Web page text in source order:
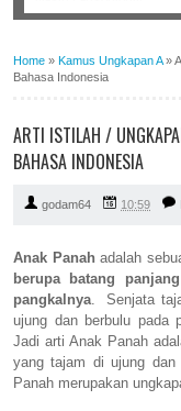
Home » Kamus Ungkapan A»
Bahasa Indonesia
ARTI ISTILAH /
BAHASA INDONESIA
godam64 10:59
Anak Panah adalah
berupa batang
pangkalnya. Senjata
ujung dan berbulu pada
Jadi arti Anak Panah
yang tajam di ujung
Panah merupakan